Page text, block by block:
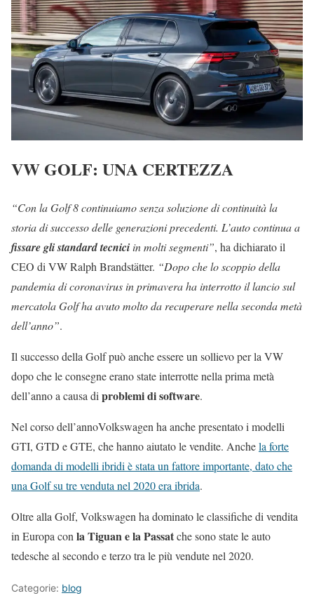
VW GOLF: UNA CERTEZZA
“Con la Golf 8 continuiamo senza soluzione di continuità la
storia di successo delle generazioni precedenti. L’auto continua a
fissare gli standard tecnici in molti segmenti”, ha dichiarato il
CEO di VW Ralph Brandstätter. “Dopo che lo scoppio della
pandemia di coronavirus in primavera ha interrotto il lancio sul
mercatola Golf ha avuto molto da recuperare nella seconda metà
dell’anno”.
Il successo della Golf può anche essere un sollievo per la VW
dopo che le consegne erano state interrotte nella prima metà
dell’anno a causa di problemi di software.
Nel corso dell’annoVolkswagen ha anche presentato i modelli
GTI, GTD e GTE, che hanno aiutato le vendite. Anchela forte
domanda di modelli ibridi è stata un fattore importante, dato che
una Golf su tre venduta nel 2020 era ibrida.
Oltre alla Golf, Volkswagen ha dominato le classifiche di vendita
in Europa con la Tiguan e la Passatche sono state le auto
tedesche al secondo e terzo tra le più vendute nel 2020.
Categorie: blog